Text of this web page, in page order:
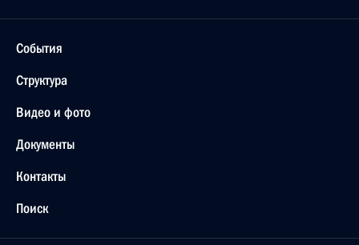
События
Структура
Видео и фото
Документы
Контакты
Поиск